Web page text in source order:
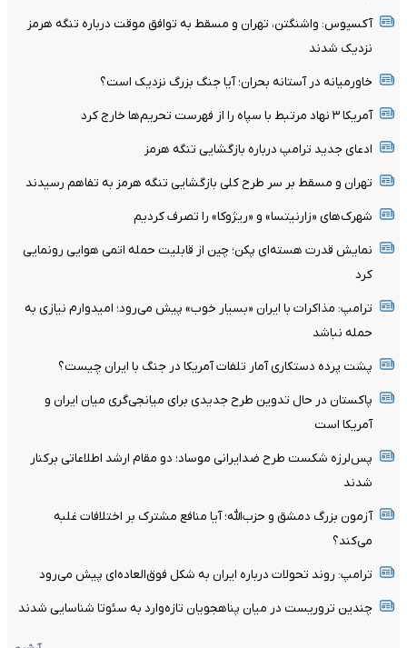
آکسیوس: واشنگتن، تهران و مسقط به توافق موقت درباره تنگه هرمز
نزدیک شدند
خاورمیانه در آستانه بحران؛ آیا جنگ بزرگ نزدیک است؟
آمریکا ۳ نهاد مرتبط با سپاه را از فهرست تحریم‌ها خارج کرد
ادعای جدید ترامپ درباره بازگشایی تنگه هرمز
تهران و مسقط بر سر طرح کلی بازگشایی تنگه هرمز به تفاهم رسیدند
شهرک‌های «زارنیتسا» و «ریژوکا» را تصرف کردیم
نمایش قدرت هسته‌ای پکن؛ چین از قابلیت حمله اتمی هوایی رونمایی
کرد
ترامپ: مذاکرات با ایران «بسیار خوب» پیش می‌رود؛ امیدوارم نیازی به
حمله نباشد
پشت پرده دستکاری آمار تلفات آمریکا در جنگ با ایران چیست؟
پاکستان در حال تدوین طرح جدیدی برای میانجی‌گری میان ایران و
آمریکا است
پس‌لرزه شکست طرح ضدایرانی موساد؛ دو مقام ارشد اطلاعاتی برکنار
شدند
آزمون بزرگ دمشق و حزب‌الله؛ آیا منافع مشترک بر اختلافات غلبه
می‌کند؟
ترامپ: روند تحولات درباره ایران به شکل فوق‌العاده‌ای پیش می‌رود
چندین تروریست در میان پناهجویان تازه‌وارد به سئوتا شناسایی شدند